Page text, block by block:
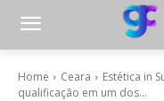
Home Ceara
Estética in
qualificação em um dos...